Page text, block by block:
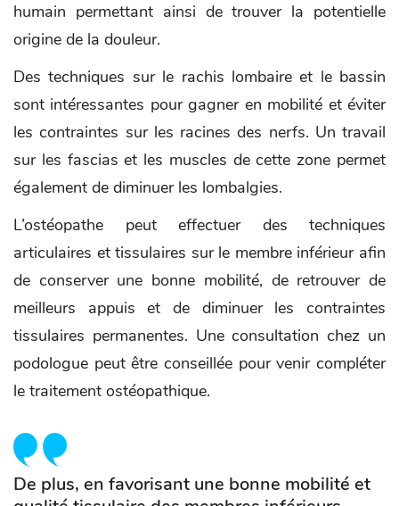
humain permettant ainsi de trouver la potentielle
origine de la douleur.
Des techniques sur le rachis lombaire et le bassin
sont intéressantes pour gagner en mobilité et éviter
les contraintes sur les racines des nerfs. Un travail
sur les fascias et les muscles de cette zone permet
également de diminuer les lombalgies.
L’ostéopathe peut effectuer des techniques
articulaires et tissulaires sur le membre inférieur afin
de conserver une bonne mobilité, de retrouver de
meilleurs appuis et de diminuer les contraintes
tissulaires permanentes. Une consultation chez un
podologue peut être conseillée pour venir compléter
le traitement ostéopathique.
De plus, en favorisant une bonne mobilité et